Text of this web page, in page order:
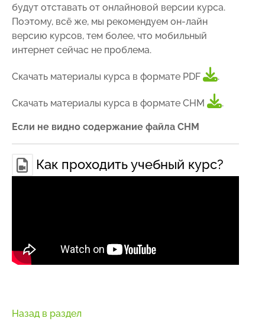
будут отставать от онлайновой версии курса.
Поэтому, всё же, мы рекомендуем он-лайн
версию курсов, тем более, что мобильный
интернет сейчас не проблема.
Скачать материалы курса в формате PDF .
Скачать материалы курса в формате CHM .
Если не видно содержание файла CHM
Как проходить учебный курс?
Назад в раздел